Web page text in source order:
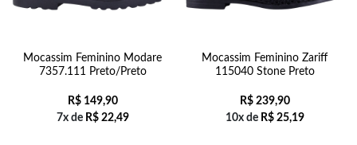
Mocassim Feminino Modare
7357.111 Preto/Preto
R$149,90
7x de R$22,49
Mocassim Feminino Zariff
115040 Stone Preto
R$239,90
10x de R$25,19